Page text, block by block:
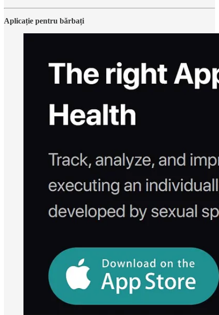
Aplicație pentru bărbați